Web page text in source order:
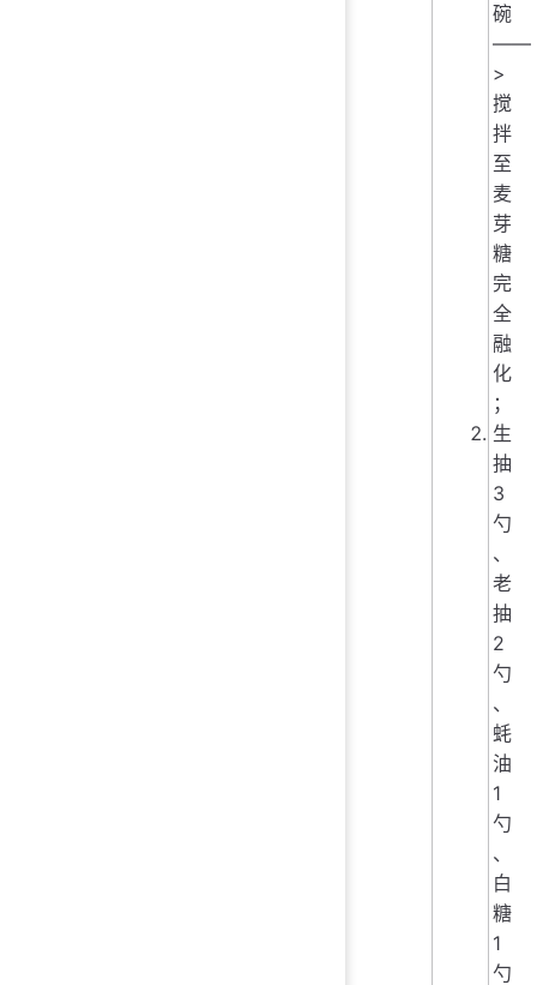
碗
——
>
搅
拌
至
麦
芽
糖
完
全
融
化
；
生
抽
3
勺
、
老
抽
2
勺
、
蚝
油
1
勺
、
白
糖
1
勺